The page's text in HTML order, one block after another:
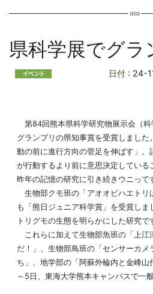
県科学展でグラ
日付 : 24-
第84回熊本県科学研究物展示会（
グランプリの県知事賞を受賞しまし
動の前に進行方向の管足を伸ばす」。
が行動するより前に意思決定している
昨年の記憶の研究に引き続きウニって
生物部クモ班の「アオオビハエトリ
も「熊日ジュニア科学賞」を受賞し
トリグモの生態を明らかにした研究で
これらに加えて生物部魚班の「上江
だ！」、生物部鳥班の「センサーカ
ち」、地学部の「阿蘇外輪内と金峰山
～5日、東海大学熊本キャンパスで一